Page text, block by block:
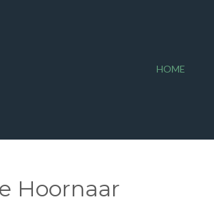
HOME
Hoornaar